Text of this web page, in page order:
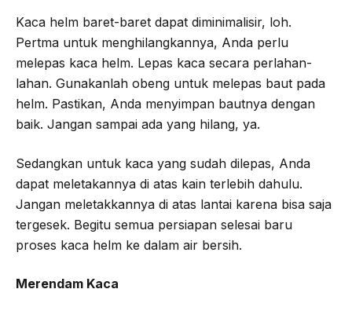
Kaca helm baret-baret dapat diminimalisir, loh.
Pertma untuk menghilangkannya, Anda perlu
melepas kaca helm. Lepas kaca secara perlahan-
lahan. Gunakanlah obeng untuk melepas baut pada
helm. Pastikan, Anda menyimpan bautnya dengan
baik. Jangan sampai ada yang hilang, ya.
Sedangkan untuk kaca yang sudah dilepas, Anda
dapat meletakannya di atas kain terlebih dahulu.
Jangan meletakkannya di atas lantai karena bisa saja
tergesek. Begitu semua persiapan selesai baru
proses kaca helm ke dalam air bersih.
Merendam Kaca